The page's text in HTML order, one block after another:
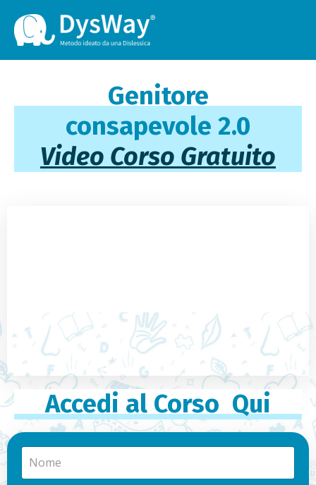
Genitore
consapevole 2.0
Video Corso Gratuito
Accedi al Corso Qui